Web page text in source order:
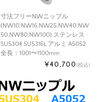
寸法フリーNWニップル
(NW10,NW16,NW25,NW40,NW
50,NW80,NW100) ステンレス
SUS304 SUS316L アルミ A5052
全長：1001〜1100mm
¥40,700(税込)